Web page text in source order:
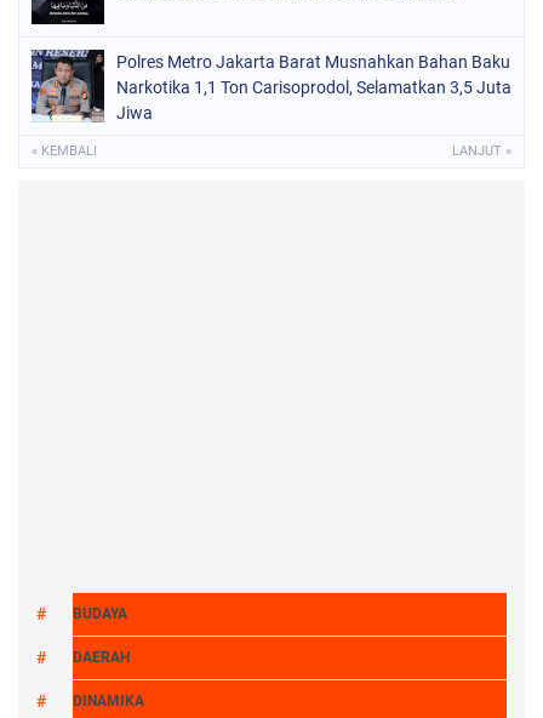
Polres Metro Jakarta Barat Musnahkan Bahan Baku
Narkotika 1,1 Ton Carisoprodol, Selamatkan 3,5 Juta
Jiwa
« KEMBALI LANJUT »
BUDAYA
DAERAH
DINAMIKA